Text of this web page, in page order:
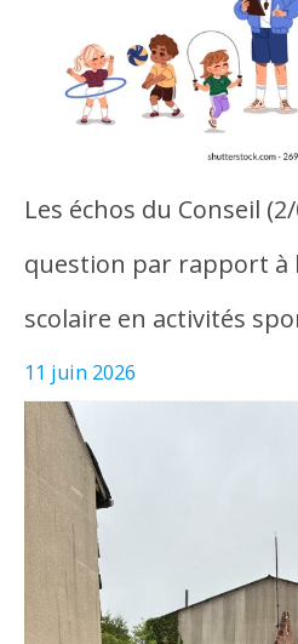
Les échos du Conseil
question par rapport à
scolaire en activités
11 juin 2026